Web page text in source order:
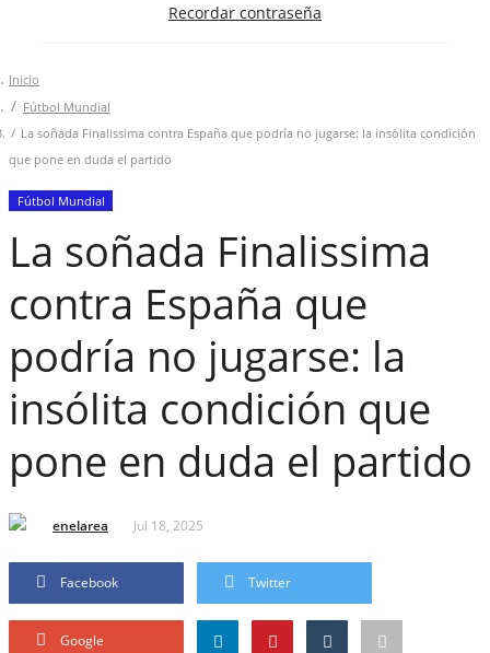
Recordar contraseña
Inicio
Fútbol Mundial
La soñada Finalissima contra España que podría no jugarse: la insólita condición
que pone en duda el partido
Fútbol Mundial
La soñada Finalissima
contra España que
podría no jugarse: la
insólita condición que
pone en duda el partido
enelarea Jul 18, 2025
Facebook Twitter
Google